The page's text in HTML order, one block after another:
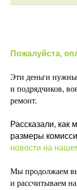
Пожалуйста,
Эти деньги
и подрядчиков,
ремонт.
Рассказали, как
размеры
новости на
Мы продолжаем
и рассчитываем